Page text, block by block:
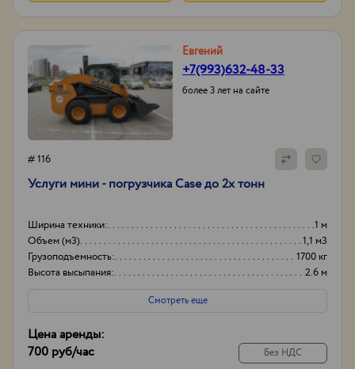
Евгений
+7(993)632-48-33
более 3 лет на сайте
# 116
Услуги мини - погрузчика Case до 2х тонн
Ширина техники:
1 м
Объем (м3)
1,1 м3
Грузоподъемность:
1700 кг
Высота высыпания:
2.6 м
Смотреть еще
Цена аренды:
700 руб/час
Без НДС